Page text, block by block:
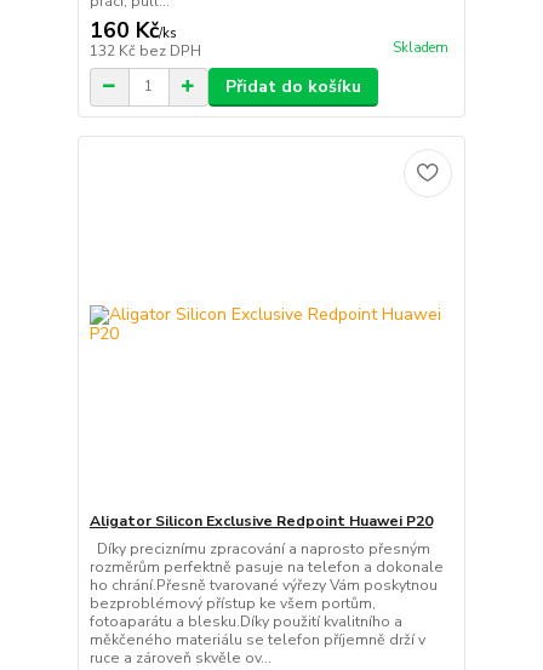
160 Kč/ks
132 Kč bez DPH Skladem
Přidat do košíku
Aligator Silicon Exclusive Redpoint Huawei P20
Díky preciznímu zpracování a naprosto přesným
rozměrům perfektně pasuje na telefon a dokonale
ho chrání.Přesně tvarované výřezy Vám poskytnou
bezproblémový přístup ke všem portům,
fotoaparátu a blesku.Díky použití kvalitního a
měkčeného materiálu se telefon příjemně drží v
ruce a zároveň skvěle ov...